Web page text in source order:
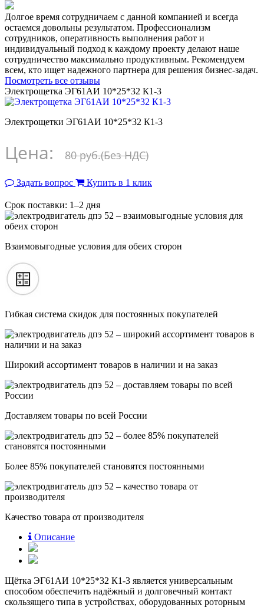
Долгое время сотрудничаем с данной компанией и всегда
остаемся довольны результатом. Профессионализм
сотрудников, оперативность выполнения работ и
индивидуальный подход к каждому проекту делают наше
сотрудничество максимально продуктивным. Рекомендуем
всем, кто ищет надежного партнера для решения бизнес-задач.
Посмотреть все отзывы
Электрощетка ЭГ61АИ 10*25*32 К1-3
Электрощетки ЭГ61АИ 10*25*32 К1-3
Цена: 80 руб.(Без НДС)
Задать вопрос Купить в 1 клик
Срок поставки: 1–2 дня
Взаимовыгодные условия для обеих сторон
Гибкая система скидок для постоянных покупателей
Широкий ассортимент товаров в наличии и на заказ
Доставляем товары по всей России
Более 85% покупателей становятся постоянными
Качество товара от производителя
Описание
Щётка ЭГ61АИ 10*25*32 К1-3 является универсальным
способом обеспечить надёжный и долговечный контакт
скользящего типа в устройствах, оборудованных роторным